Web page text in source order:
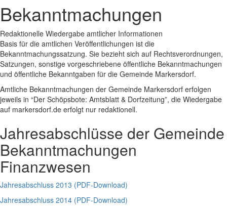
Bekanntmachungen
Redaktionelle Wiedergabe amtlicher Informationen
Basis für die amtlichen Veröffentlichungen ist die
Bekanntmachungssatzung. Sie bezieht sich auf Rechtsverordnungen,
Satzungen, sonstige vorgeschriebene öffentliche Bekanntmachungen
und öffentliche Bekanntgaben für die Gemeinde Markersdorf.
Amtliche Bekanntmachungen der Gemeinde Markersdorf erfolgen
jeweils in “Der Schöpsbote: Amtsblatt & Dorfzeitung”, die Wiedergabe
auf markersdorf.de erfolgt nur redaktionell.
Jahresabschlüsse der Gemeinde
Bekanntmachungen
Finanzwesen
Jahresabschluss 2013 (PDF-Download)
Jahresabschluss 2014 (PDF-Download)